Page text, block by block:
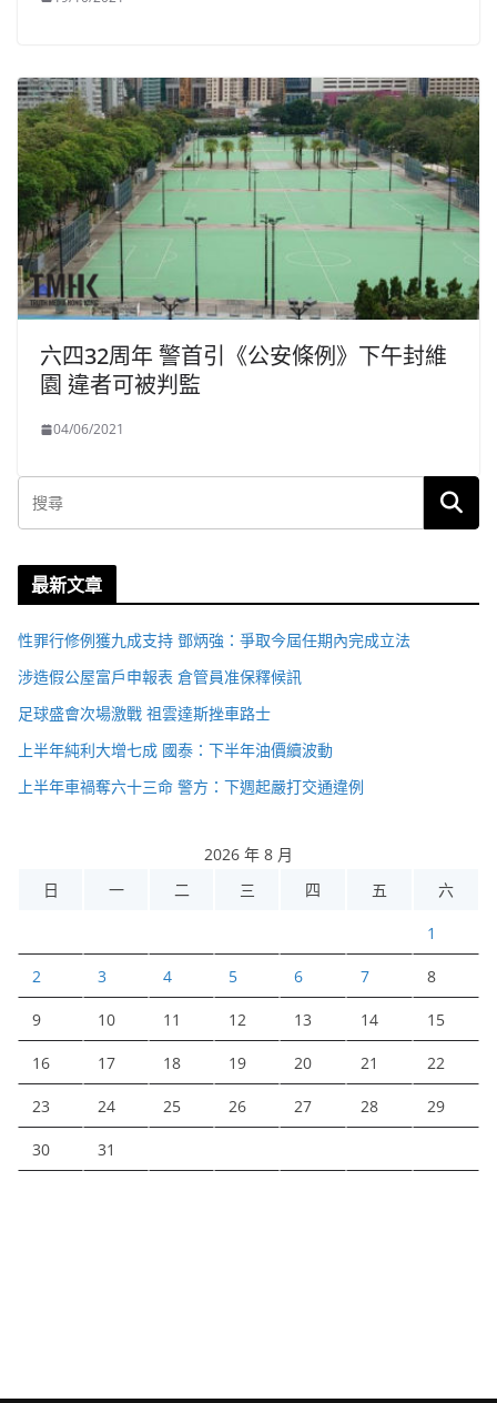
六四32周年 警首引《公安條例》下午封維
園 違者可被判監
04/06/2021
最新文章
性罪行修例獲九成支持 鄧炳強：爭取今屆任期內完成立法
涉造假公屋富戶申報表 倉管員准保釋候訊
足球盛會次場激戰 祖雲達斯挫車路士
上半年純利大增七成 國泰：下半年油價續波動
上半年車禍奪六十三命 警方：下週起嚴打交通違例
2026 年 8 月
日
一 二 三 四 五 六
1
2 3 4 5 6 7 8
9 10 11 12 13 14 15
16 17 18 19 20 21 22
23 24 25 26 27 28 29
30 31